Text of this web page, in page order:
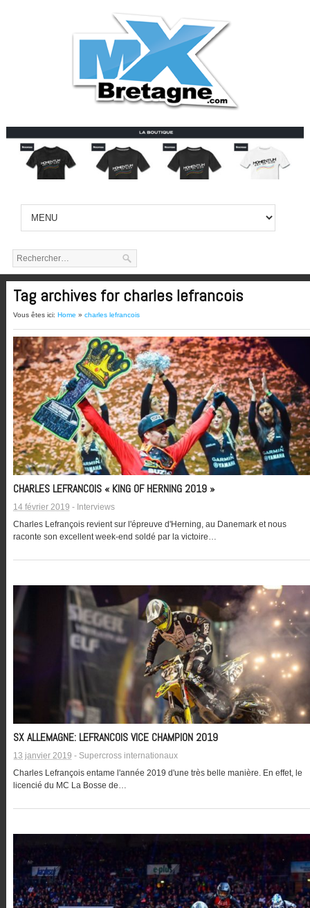
Tag archives for charles lefrancois
Vous êtes ici: Home » charles lefrancois
CHARLES LEFRANCOIS « KING OF HERNING 2019 »
14 février 2019 - Interviews
Charles Lefrançois revient sur l'épreuve d'Herning, au Danemark et nous
raconte son excellent week-end soldé par la victoire…
SX ALLEMAGNE: LEFRANCOIS VICE CHAMPION 2019
13 janvier 2019 - Supercross internationaux
Charles Lefrançois entame l'année 2019 d'une très belle manière. En effet, le
licencié du MC La Bosse de…